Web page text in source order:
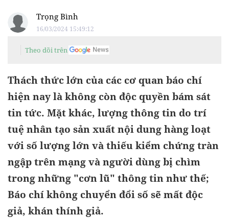
Trọng Bình
16/03/2024 15:49:12
Theo dõi trên
Thách thức lớn của các cơ quan báo chí
hiện nay là không còn độc quyền bám sát
tin tức. Mặt khác, lượng thông tin do trí
tuệ nhân tạo sản xuất nội dung hàng loạt
với số lượng lớn và thiếu kiểm chứng tràn
ngập trên mạng và người dùng bị chìm
trong những "cơn lũ" thông tin như thế;
Báo chí không chuyển đổi số sẽ mất độc
giả, khán thính giả.